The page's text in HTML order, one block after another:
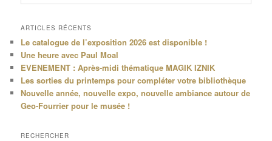
ARTICLES RÉCENTS
Le catalogue de l’exposition 2026 est disponible !
Une heure avec Paul Moal
EVENEMENT : Après-midi thématique MAGIK IZNIK
Les sorties du printemps pour compléter votre bibliothèque
Nouvelle année, nouvelle expo, nouvelle ambiance autour de
Geo-Fourrier pour le musée !
RECHERCHER